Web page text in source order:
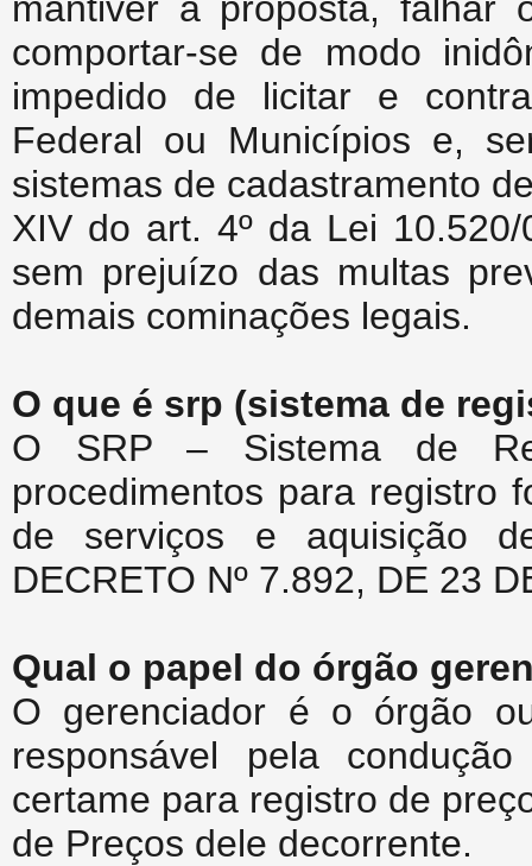
comportar-se de modo
impedido de licitar e
Federal ou Municípios e,
sistemas de cadastramento
XIV do art. 4º da Lei
sem prejuízo das multas
demais cominações legais.
O que é srp (sistema de
O SRP – Sistema de
procedimentos para registro
de serviços e aquisição
DECRETO Nº 7.892, DE 23
Qual o papel do órgão
O gerenciador é o órgão
responsável pela
certame para registro de
de Preços dele decorrente.